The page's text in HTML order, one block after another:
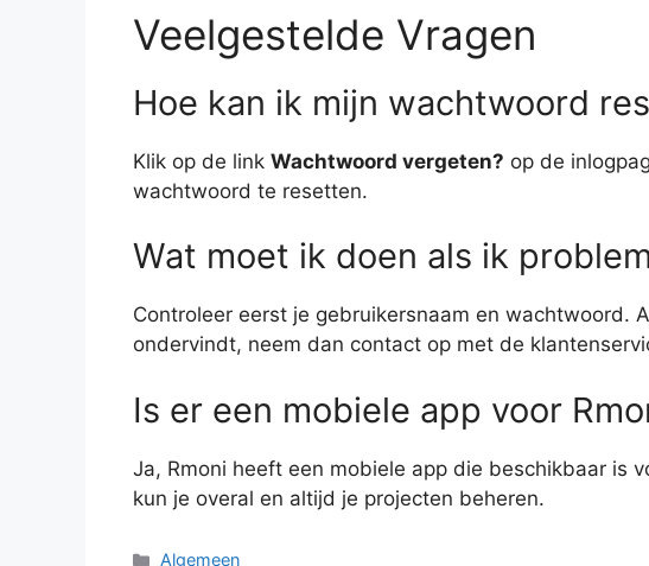
Veelgestelde Vragen
Hoe kan ik mijn wachtwoord
Klik op de link Wachtwoord vergeten? op de
wachtwoord te resetten.
Wat moet ik doen als ik
Controleer eerst je gebruikersnaam en wachtwoord.
ondervindt, neem dan contact op met de
Is er een mobiele app voor
Ja, Rmoni heeft een mobiele app die beschikbaar is
kun je overal en altijd je projecten beheren.
Categorieën
Algemeen